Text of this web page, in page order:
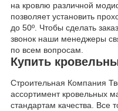
на кровлю различной
позволяет установить
до 50º. Чтобы сделать
звонок наши менеджеры
по всем вопросам.
Купить
Строительная Компания
ассортимент кровельных
стандартам качества. Все